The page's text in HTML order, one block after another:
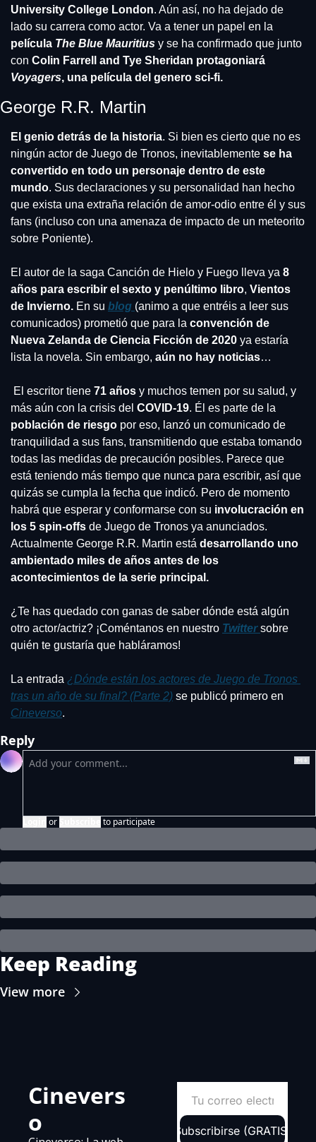
University College London. Aún así, no ha dejado de
película The Blue Mauritius y se ha confirmado que junto
con
Voyagers, una película del genero sci-fi.
George R.R. Martin
El genio detrás de la historia. Si bien es cierto que no es
ningún actor de Juego de Tronos, inevitablemente se ha
convertido en todo un personaje dentro de este
mundo. Sus declaraciones y su personalidad han hecho
que exista una extraña relación de amor-odio entre él y sus
fans (incluso con una amenaza de impacto de un meteorito
sobre Poniente).
El autor de la saga Canción de Hielo y Fuego lleva ya 8
años para escribir el sexto y penúltimo libro, Vientos
de Invierno. En su blog (animo a que entréis a leer sus
comunicados) prometió que para la convención de
Nueva Zelanda de Ciencia Ficción de 2020 ya estaría
lista la novela. Sin embargo, aún no hay noticias…
El escritor tiene 71 años y muchos temen por su salud, y
más aún con la crisis del COVID-19
población de riesgo por eso, lanzó un comunicado de
tranquilidad a sus fans, transmitiendo que estaba tomando
todas las medidas de precaución posibles. Parece que
está teniendo más tiempo que nunca para escribir, así que
quizás se cumpla la fecha que indicó. Pero de momento
habrá que esperar y conformarse con su involucración en
los 5 spin-offs de Juego de Tronos ya anunciados.
Actualmente George R.R. Martin está desarrollando uno
ambientado miles de años antes de los
acontecimientos de la serie principal.
¿Te has quedado con ganas de saber dónde está algún
otro actor/actriz? ¡Coméntanos en nuestro Twitter sobre
quién te gustaría que habláramos!
La entrada ¿Dónde están los actores de Juego de Tronos
tras un año de su final? (Parte 2)
Cineverso.
Reply
or to participate
Keep Reading
View more
Cinevers
o
Subscribirse (GRATIS)